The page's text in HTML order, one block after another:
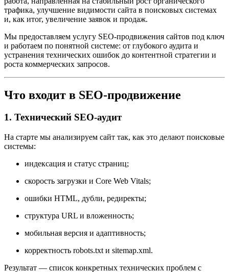
трафика, улучшение видимости сайта в поисковых системах
и, как итог, увеличение заявок и продаж.
Мы предоставляем услугу SEO-продвижения сайтов под ключ
и работаем по понятной системе: от глубокого аудита и
устранения технических ошибок до контентной стратегии и
роста коммерческих запросов.
Что входит в SEO-продвижение
1. Технический SEO-аудит
На старте мы анализируем сайт так, как это делают поисковые
системы:
индексация и статус страниц;
скорость загрузки и Core Web Vitals;
ошибки HTML, дубли, редиректы;
структура URL и вложенность;
мобильная версия и адаптивность;
корректность robots.txt и sitemap.xml.
Результат — список конкретных технических проблем с